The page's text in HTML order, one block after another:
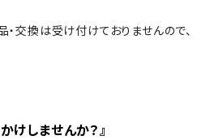
交換は受け付けておりませんので、
しませんか？』